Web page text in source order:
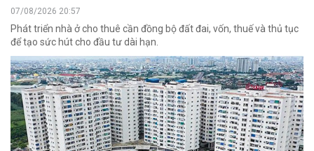
07/08/2026 20:57
Phát triển nhà ở cho thuê cần đồng bộ đất đai, vốn, thuế và thủ tục
để tạo sức hút cho đầu tư dài hạn.